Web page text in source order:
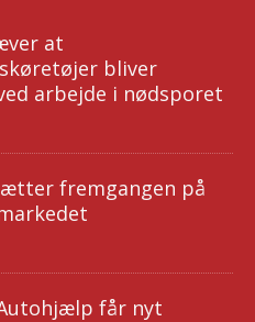
at
bliver
arbejde i nødsporet
fremgangen på
Autohjælp får nyt